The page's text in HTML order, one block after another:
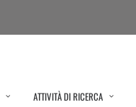
ATTIVITÀ DI RICERCA